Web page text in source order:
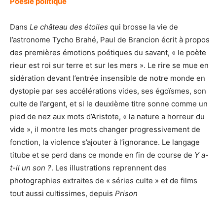
Dans Le château des étoiles qui brosse la vie de
l’astronome Tycho Brahé, Paul de Brancion écrit à propos
des premières émotions poétiques du savant, « le poète
rieur est roi sur terre et sur les mers ». Le rire se mue en
sidération devant l’entrée insensible de notre monde en
dystopie par ses accélérations vides, ses égoïsmes, son
culte de l’argent, et si le deuxième titre sonne comme un
pied de nez aux mots d’Aristote, « la nature a horreur du
vide », il montre les mots changer progressivement de
fonction, la violence s’ajouter à l’ignorance. Le langage
titube et se perd dans ce monde en fin de course de Y a-
t-il un son ?. Les illustrations reprennent des
photographies extraites de « séries culte » et de films
tout aussi cultissimes, depuis Prison